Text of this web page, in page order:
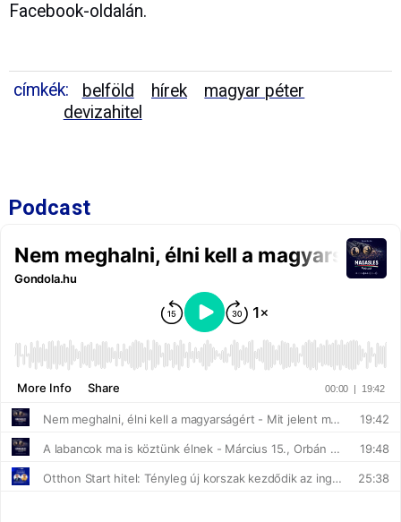
Facebook-oldalán.
címkék: belföld hírek
magyar péter
devizahitel
Podcast